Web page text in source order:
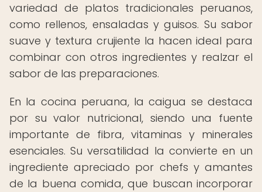
variedad de platos tradicionales peruanos,
como rellenos, ensaladas y guisos. Su sabor
suave y textura crujiente la hacen ideal para
combinar con otros ingredientes y realzar el
sabor de las preparaciones.
En la cocina peruana, la caigua se destaca
por su valor nutricional, siendo una fuente
importante de fibra, vitaminas y minerales
esenciales. Su versatilidad la convierte en un
ingrediente apreciado por chefs y amantes
de la buena comida, que buscan incorporar